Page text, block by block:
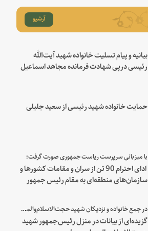
آرشیو
بیانیه و پیام تسلیت خانواده شهید آیت‌الله
رئیسی درپی شهادت فرمانده مجاهد اسماعیل
حمایت خانواده شهید رئیسی از سعید جلیلی
با میزبانی سرپرست ریاست جمهوری صورت گرفت؛
ادای احترام 90 تن از سران و مقامات کشورها و
سازمان‌های منطقه‌ای به مقام رئیس جمهور
در جمع خانواده و نزدیکان شهید حجت‌الاسلام‌والمسلمین رئیسی:
گزیده‌ای از بیانات در منزل رئیس‌جمهور شهید